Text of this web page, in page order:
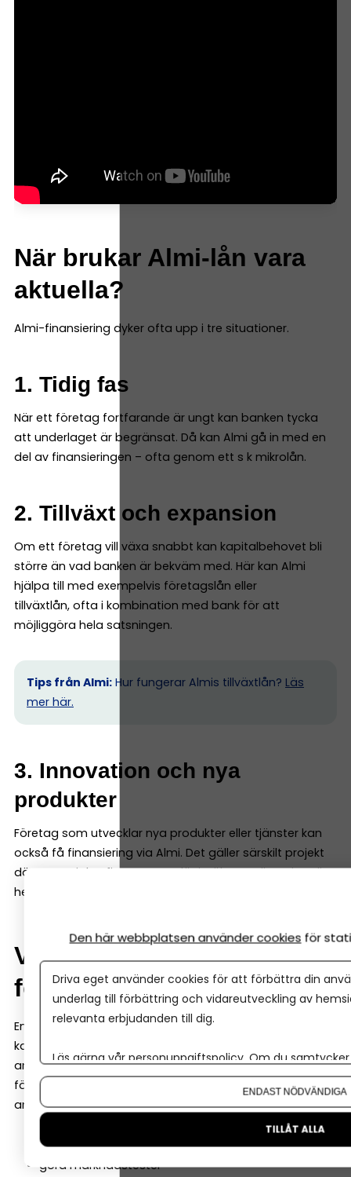
När brukar Almi-lån vara
aktuella?
Almi-finansiering dyker ofta upp i tre situationer.
1. Tidig fas
När ett företag fortfarande är ungt kan banken tycka
att underlaget är begränsat. Då kan Almi gå in med en
del av finansieringen – ofta genom ett s k mikrolån.
2. Tillväxt och expansion
Om ett företag vill växa snabbt kan kapitalbehovet bli
större än vad banken är bekväm med. Här kan Almi
hjälpa till med exempelvis företagslån eller
tillväxtlån, ofta i kombination med bank för att
möjliggöra hela satsningen.
Tips från Almi: Hur fungerar Almis tillväxtlån? Läs
mer här.
3. Innovation och nya
produkter
Företag som utvecklar nya produkter eller tjänster kan
också få finansiering via Almi. Det gäller särskilt projekt
där potentialen finns – men där intäkterna ännu inte är
helt bevisade. Då kan innovationslån passa perfekt.
Verifieringsmedel – pengar
för att testa en idé
En lite mindre känd finansieringsform hos Almi är så
kallade verifieringsmedel. Det är pengar som kan
användas för att testa och verifiera en affärsidé innan
företaget satsar fullt ut. Pengarna kan till exempel
användas till att:
bygga en prototyp
göra marknadstester
Den här webbplatsen använder cookies för
Driva eget använder cookies för att förbättra din
underlag till förbättring och vidareutveckling av
relevanta erbjudanden till dig.
Läs gärna vår personuppgiftspolicy. Om du
Om du vill ändra ditt val i efterhand hittar du den
ENDAST NÖDVÄNDIGA
TILLÅT ALLA